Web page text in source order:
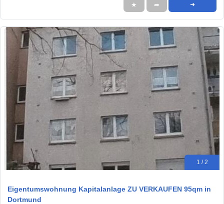
★ ➦ ➜
1 / 2
Eigentumswohnung Kapitalanlage ZU VERKAUFEN 95qm in
Dortmund